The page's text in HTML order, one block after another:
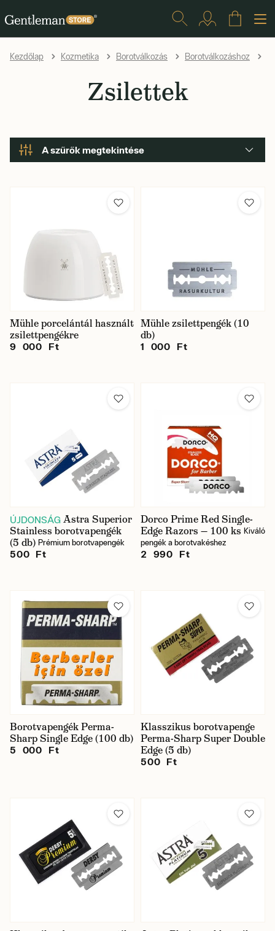
Kezdőlap Kozmetika Borotválkozás Borotválkozáshoz
Zsilettek
A szűrők megtekintése
Márka
Ár
Raktáron
Mühle porcelántál használt
zsilettpengékre
9 000 Ft
Mühle zsilettpengék (10
db)
1 000 Ft
ÚJDONSÁG Astra Superior
Stainless borotvapengék
(5 db) Prémium borotvapengék
500 Ft
Dorco Prime Red Single-
Edge Razors — 100 ks Kiváló
pengék a borotvakéshez
2 990 Ft
Borotvapengék Perma-
Sharp Single Edge (100 db)
5 000 Ft
Klasszikus borotvapenge
Perma-Sharp Super Double
Edge (5 db)
500 Ft